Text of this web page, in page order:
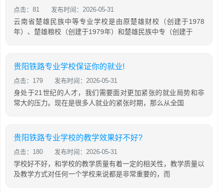
点击：81 发布时间：2026-05-31
云南省楚雄民族中等专业学校是由原楚雄财校（创建于1978
年）、楚雄粮校（创建于1979年）和楚雄民族中专（创建于
贵阳铁路专业学校保证你的就业!
点击：179 发布时间：2026-05-31
身处于21世纪的人才，我们需要面对更加紧张的就业局势和非
常大的压力。现在是很多人就业的紧张时期，那么从全国
贵阳铁路专业学校的教学效果好不好?
点击：180 发布时间：2026-05-31
学校好不好，和学校的教学质量有着一定的相关性，教学质量以
及教学方式对任何一个学校来说都是非常重要的，而